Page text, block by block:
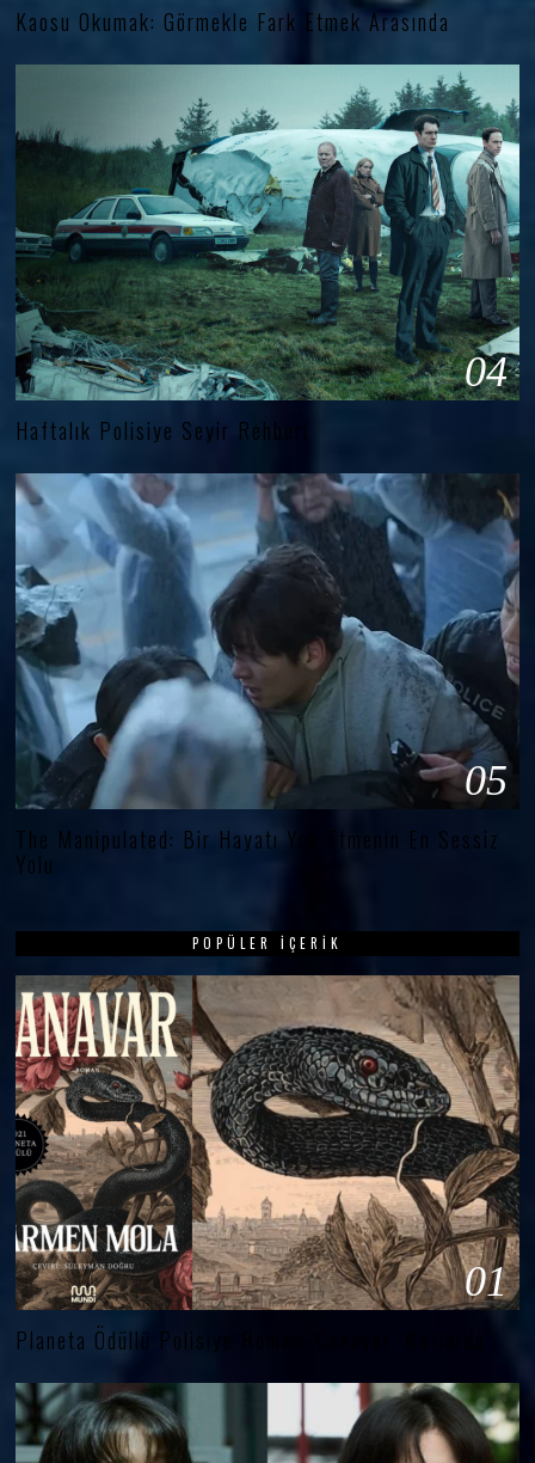
Kaosu Okumak: Görmekle Fark Etmek Arasında
04
Haftalık Polisiye Seyir Rehberi
05
The Manipulated: Bir Hayatı Yok Etmenin En Sessiz
Yolu
POPÜLER İÇERIK
01
Planeta Ödüllü Polisiye Roman ‘Canavar’ Raflarda